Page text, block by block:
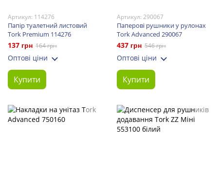
Артикул: 114276
Папір туалетний листовий
Tork Premium 114276
137 грн 164 грн
Оптові ціни
Купити
Артикул: 290067
Паперові рушники у рулонах
Tork Advanced 290067
437 грн 546 грн
Оптові ціни
Купити